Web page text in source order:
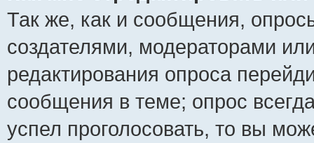
Так же, как и сообщения,
создателями, модераторами
редактирования опроса
сообщения в теме; опрос
успел проголосовать, то вы